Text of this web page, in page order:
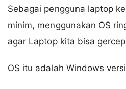
Sebagai pengguna laptop
minim, menggunakan OS
agar Laptop kita bisa
OS itu adalah Windows